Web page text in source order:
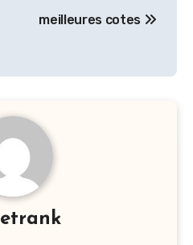
meilleures cotes
letrank